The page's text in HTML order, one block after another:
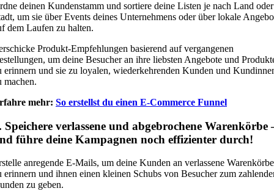
deinen Kundenstamm und sortiere deine Listen je nach Land oder
um sie über Events deines Unternehmens oder über lokale
dem Laufen zu halten.
Produkt-Empfehlungen basierend auf vergangenen
um deine Besucher an ihre liebsten Angebote und
erinnern und sie zu loyalen, wiederkehrenden Kunden und
machen.
mehr: So erstellst du einen E-Commerce Funnel
Speichere verlassene und abgebrochene Warenkörbe
führe deine Kampagnen noch effizienter durch!
anregende E-Mails, um deine Kunden an verlassene Warenkörbe
erinnern und ihnen einen kleinen Schubs von Besucher zum
zu geben.